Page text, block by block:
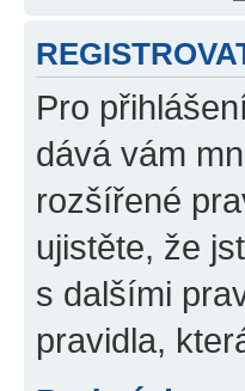
Pro
dává vám
rozšířené
ujistěte, že
s dalšími
pravidla,